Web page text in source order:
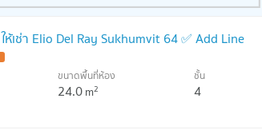
เช่า Elio Del Ray Sukhumvit 64 ✅ Add Line
ขนาดพื้นที่ห้อง
24.0m2
ชั้น
4